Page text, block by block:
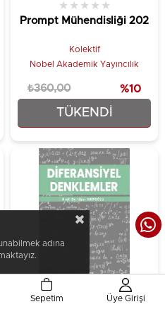
TÜKENDI
Prompt Mühendisliği 202
★ ★ ★ ★ ★
Kolektif
Nobel Akademik Yayıncılık
₺324,00
₺360,00 %10
★ ★
adına
Sepetim Üye Girişi